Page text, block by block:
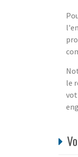
le